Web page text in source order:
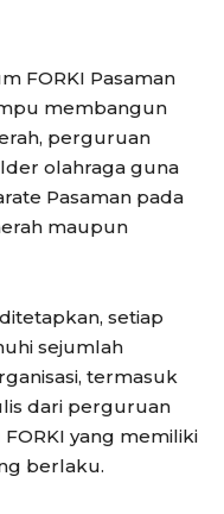
FORKI Pasaman
membangun
perguruan
olahraga guna
Pasaman pada
maupun
setiap
sejumlah
termasuk
dari perguruan
yang memiliki
berlaku.